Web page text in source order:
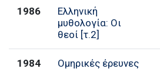
1986
Ελληνική
μυθολογία: Οι
θεοί [τ.2]
1984 Ομηρικές έρευνες